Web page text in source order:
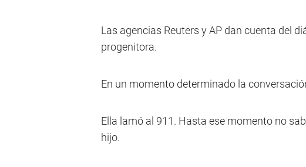
Las agencias Reuters y AP dan cuenta del
progenitora.
En un momento determinado la
Ella lamó al 911. Hasta ese momento no
hijo.